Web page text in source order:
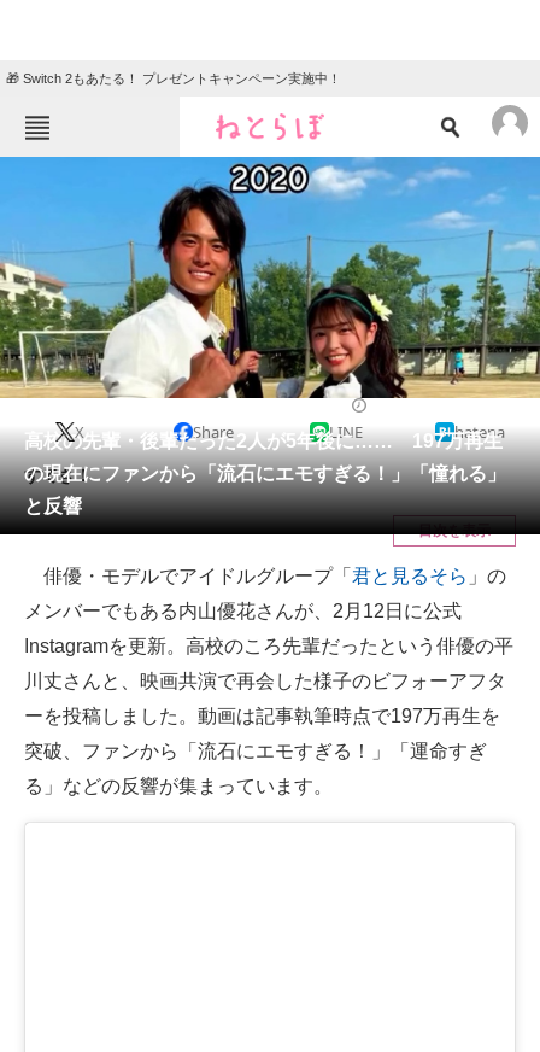
🎁 Switch 2もあたる！ プレゼントキャンペーン実施中！
ニュース
クイズ
グルメ 地域
住まい 教育・育児
動物 リサーチ
会員記事
メディア
注目記事を集めた総合ページ
スマホと通信の最新トレンド
進化するPCとデバイスの未来
好きが集まる 比べて選べる
ビジネスと働き方のヒント
高校の先輩・後輩だった2人が5年後に…… 197万再生
の現在にファンから「流石にエモすぎる！」「憧れる」
と反響
X Share LINE hatena
すてき！
目次を表示
俳優・モデルでアイドルグループ「 君と見るそら 」の
メンバーでもある内山優花さんが、2月12日に公式
Instagramを更新。高校のころ先輩だったという俳優の平
川丈さんと、映画共演で再会した様子のビフォーアフタ
ーを投稿しました。動画は記事執筆時点で197万再生を
突破、ファンから「流石にエモすぎる！」「運命すぎ
る」などの反響が集まっています。